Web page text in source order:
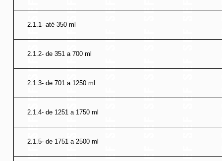
2.1.1- até 350 ml
2.1.2- de 351 a 700 ml
2.1.3- de 701 a 1250 ml
2.1.4- de 1251 a 1750 ml
2.1.5- de 1751 a 2500 ml